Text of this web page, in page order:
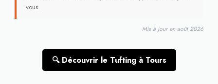
vous.
Mis à jour en août 2026
🔍 Découvrir le Tufting à Tours